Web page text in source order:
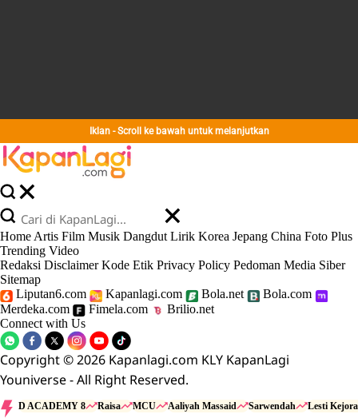
Iklan - Scroll ke bawah untuk melanjutkan
Home Artis Film Musik Dangdut Lirik Korea Jepang China Foto Plus
Trending Video
Redaksi Disclaimer Kode Etik Privacy Policy Pedoman Media Siber
Sitemap
Liputan6.com
Kapanlagi.com Bola.net
Bola.com
Merdeka.com
Fimela.com
Brilio.net
Connect with Us
Copyright © 2026 Kapanlagi.com KLY KapanLagi
Youniverse - All Right Reserved.
D ACADEMY 8 Raisa MCU Aaliyah Massaid Sarwendah Lesti Kejora